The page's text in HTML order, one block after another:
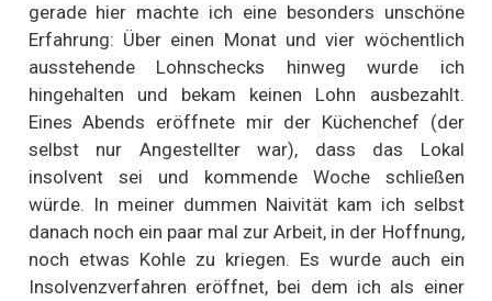
gerade hier machte ich eine besonders unschöne
Erfahrung: Über einen Monat und vier wöchentlich
ausstehende Lohnschecks hinweg wurde ich
hingehalten und bekam keinen Lohn ausbezahlt.
Eines Abends eröffnete mir der Küchenchef (der
selbst nur Angestellter war), dass das Lokal
insolvent sei und kommende Woche schließen
würde. In meiner dummen Naivität kam ich selbst
danach noch ein paar mal zur Arbeit, in der Hoffnung,
noch etwas Kohle zu kriegen. Es wurde auch ein
Insolvenzverfahren eröffnet, bei dem ich als einer